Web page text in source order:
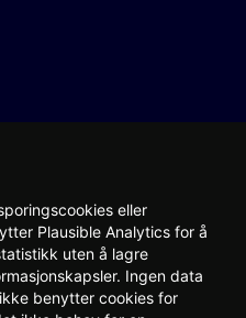
eller
Plausible Analytics for å
uten å lagre
Ingen data
benytter cookies for